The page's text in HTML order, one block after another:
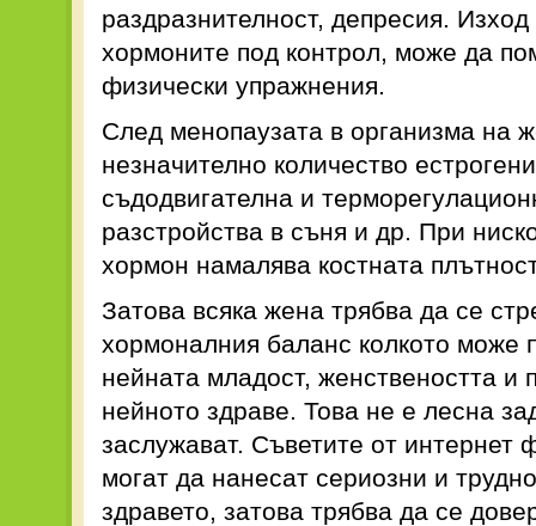
раздразнителност, депресия.
хормоните под контрол, може да
физически упражнения.
След менопаузата в организма на
незначително количество
съдодвигателна и
разстройства в съня и др. При
хормон намалява костната
Затова всяка жена трябва да се
хормоналния баланс колкото може
нейната младост, женствеността и
нейното здраве. Това не е лесна
заслужават. Съветите от интернет
могат да нанесат сериозни и
здравето, затова трябва да се